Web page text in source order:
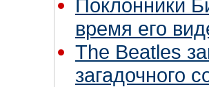
Поклонники
время его
The Beatles
загадочного